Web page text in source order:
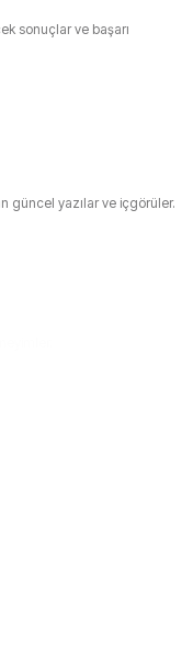
sonuçlar ve başarı
güncel yazılar ve içgörüler.